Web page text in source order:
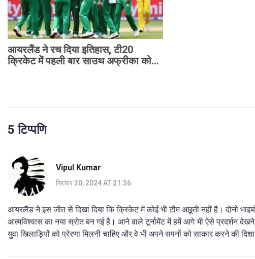
आयरलैंड ने रच दिया इतिहास, टी20
क्रिकेट में पहली बार साउथ अफ्रीका को
5 टिप्पणि
Vipul Kumar
सितंबर 30, 2024 AT 21:36
आयरलैंड ने इस जीत से दिखा दिया कि क्रिकेट में कोई भी टीम अछूती नहीं है। दोनो
आत्मविश्वास का नया स्रोत बन गई है। आने वाले टूर्नामेंट में हमें आगे भी ऐसे
युवा खिलाड़ियों को प्रेरणा मिलनी चाहिए और वे भी अपने सपनों को साकार करने की